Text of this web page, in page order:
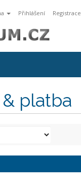
Přihlášení Registrace
platba